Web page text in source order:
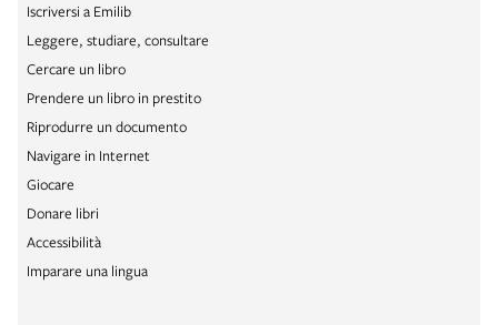
Iscriversi a Emilib
Leggere, studiare, consultare
Cercare un libro
Prendere un libro in prestito
Riprodurre un documento
Navigare in Internet
Giocare
Donare libri
Accessibilità
Imparare una lingua